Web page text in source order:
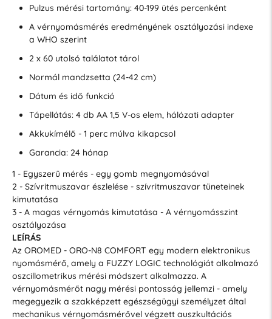
Pulzus mérési tartomány: 40-199 ütés percenként
A vérnyomásmérés eredményének osztályozási indexe
a WHO szerint
2 x 60 utolsó találatot tárol
Normál mandzsetta (24-42 cm)
Dátum és idő funkció
Tápellátás: 4 db AA 1,5 V-os elem, hálózati adapter
Akkukímélő - 1 perc múlva kikapcsol
Garancia: 24 hónap
1 - Egyszerű mérés - egy gomb megnyomásával
2 - Szívritmuszavar észlelése - szívritmuszavar tüneteinek
kimutatása
3 - A magas vérnyomás kimutatása - A vérnyomásszint
osztályozása
LEÍRÁS
Az OROMED - ORO-N8 COMFORT egy modern elektronikus
nyomásmérő, amely a FUZZY LOGIC technológiát alkalmazó
oszcillometrikus mérési módszert alkalmazza. A
vérnyomásmérőt nagy mérési pontosság jellemzi - amely
megegyezik a szakképzett egészségügyi személyzet által
mechanikus vérnyomásmérővel végzett auszkultációs